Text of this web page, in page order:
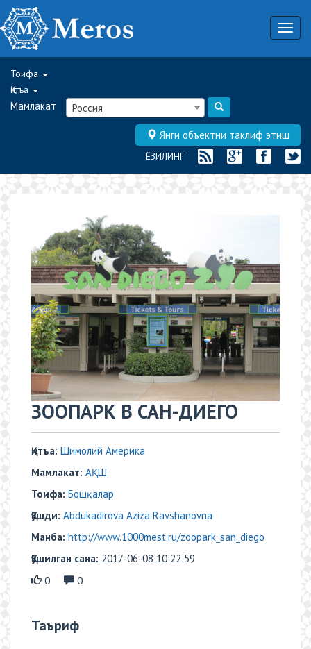
Тоифа
Қитъа
Мамлакат Россия
Янги объектни таклиф этиш
ЁЗИЛИНГ
​​ЗООПАРК В САН-ДИЕГО
Қитъа: Шимолий Америка
Мамлакат: АҚШ
Тоифа: Бошқалар
Қўшди: Abdukadirova Aziza Ravshanovna
Манба: http://www.1000mest.ru/zoopark_san_diego
Қўшилган сана: 2017-06-08 10:22:59
0
0
Таъриф